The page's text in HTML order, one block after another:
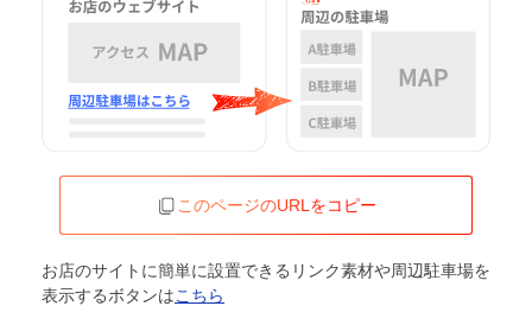
このページのURLをコピー
お店のサイトに簡単に設置できるリンク素材や周辺駐車場を
表示するボタンはこちら